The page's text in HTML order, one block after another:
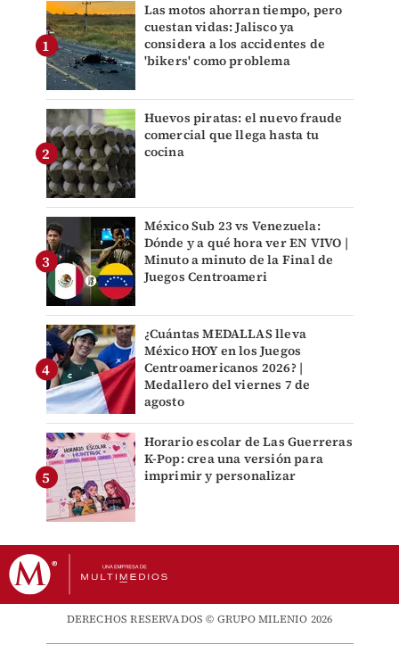
Las motos ahorran tiempo, pero
cuestan vidas: Jalisco ya
considera a los accidentes de
'bikers' como problema
Huevos piratas: el nuevo fraude
comercial que llega hasta tu
cocina
México Sub 23 vs Venezuela:
Dónde y a qué hora ver EN VIVO |
Minuto a minuto de la Final de
Juegos Centroameri
¿Cuántas MEDALLAS lleva
México HOY en los Juegos
Centroamericanos 2026? |
Medallero del viernes 7 de
agosto
Horario escolar de Las Guerreras
K-Pop: crea una versión para
imprimir y personalizar
DERECHOS RESERVADOS © GRUPO MILENIO 2026